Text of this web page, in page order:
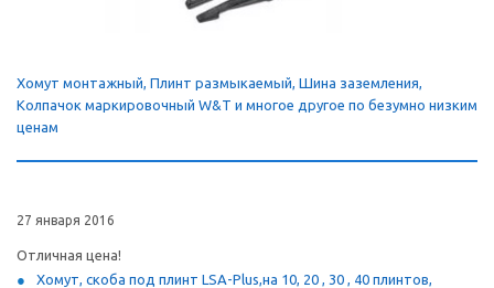
Хомут монтажный, Плинт размыкаемый, Шина заземления,
Колпачок маркировочный W&T и многое другое по безумно низким
ценам
27 января 2016
Отличная цена!
Хомут, скоба под плинт LSA-Plus,на 10, 20 , 30 , 40 плинтов,